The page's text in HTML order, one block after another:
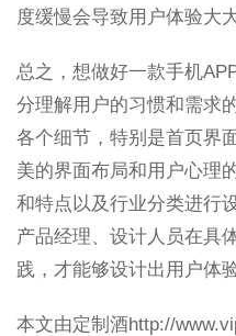
度缓慢会导致用户体验大
总之，想做好一款手机
分理解用户的习惯和需求
各个细节，特别是首页界
美的界面布局和用户心理
和特点以及行业分类进行
产品经理、设计人员在具
践，才能够设计出用户体
本文由定制酒http://